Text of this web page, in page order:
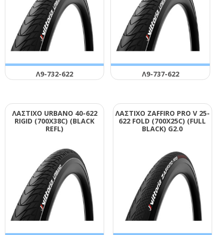
Λ9-732-622 Λ9-737-622
ΛΑΣΤΙΧΟ URΒΑΝΟ 40-622
RΙGΙD (700Χ38C) (ΒLΑCΚ
RΕFL)
ΛΑΣΤΙΧΟ ΖΑFFΙRΟ ΡRΟ V 25-
622 FΟLD (700Χ25C) (FULL
ΒLΑCΚ) G2.0